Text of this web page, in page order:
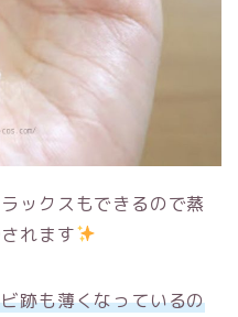
ックスもできるので蒸
れます
跡も薄くなっているの